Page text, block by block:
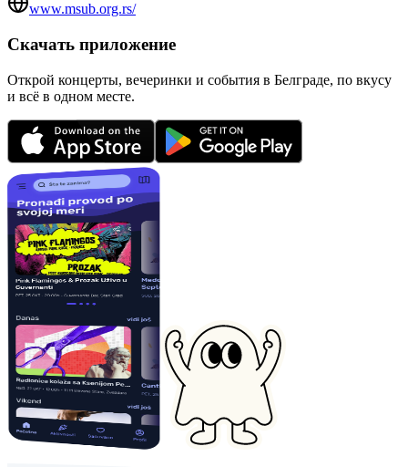
www.msub.org.rs/
Скачать приложение
Открой концерты, вечеринки и события в Белграде, по вкусу
и всё в одном месте.